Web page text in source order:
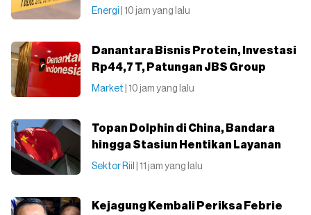
Energi | 10 jam yang lalu
Danantara Bisnis Protein, Investasi
Rp44,7 T, Patungan JBS Group
Market | 10 jam yang lalu
Topan Dolphin di China, Bandara
hingga Stasiun Hentikan Layanan
Sektor Riil | 11 jam yang lalu
Kejagung Kembali Periksa Febrie